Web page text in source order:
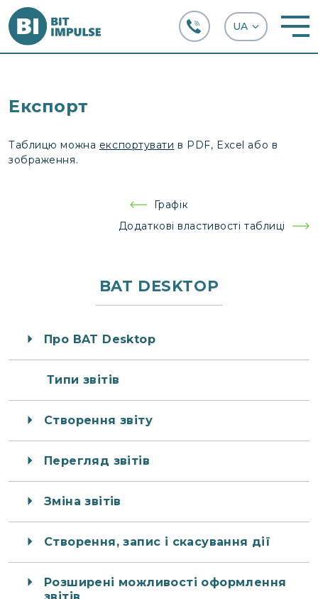
Експорт
Таблицю можна експортувати в PDF, Excel або в
зображення.
Графік
Додаткові властивості таблиці
BAT DESKTOP
Про BAT Desktop
Типи звітів
Створення звіту
Перегляд звітів
Зміна звітів
Створення, запис і скасування дії
Розширені можливості оформлення